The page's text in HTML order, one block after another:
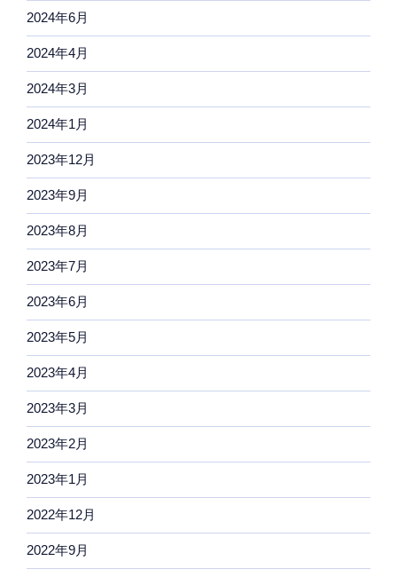
2024年6月
2024年4月
2024年3月
2024年1月
2023年12月
2023年9月
2023年8月
2023年7月
2023年6月
2023年5月
2023年4月
2023年3月
2023年2月
2023年1月
2022年12月
2022年9月